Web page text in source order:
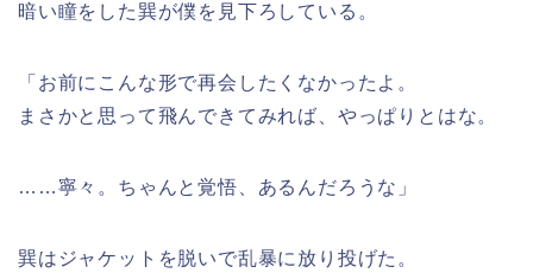
暗い瞳をした巽が僕を見下ろしている。
「お前にこんな形で再会したくなかったよ。
まさかと思って飛んできてみれば、やっぱりとはな。
……寧々。ちゃんと覚悟、あるんだろうな」
巽はジャケットを脱いで乱暴に放り投げた。